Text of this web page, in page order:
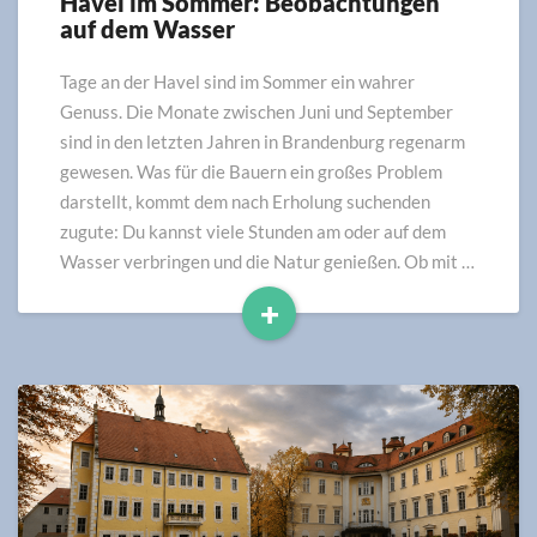
im
Beobachtungen
auf
dem
auf dem Wasser
Tage an der Havel sind im Sommer ein wahrer
Genuss. Die Monate zwischen Juni und September
sind in den letzten Jahren in Brandenburg regenarm
gewesen. Was für die Bauern ein großes Problem
darstellt, kommt dem nach Erholung suchenden
zugute: Du kannst viele Stunden am oder auf dem
Wasser verbringen und die Natur genießen. Ob mit …
+
Read